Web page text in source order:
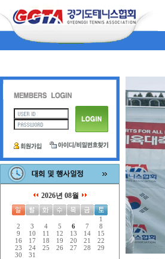
2026년 08월
1
2
3 4 5 6 7
8
9
10 11 12 13 14
15
16
17 18 19 20 21
22
23
24 25 26 27 28
29
30
31